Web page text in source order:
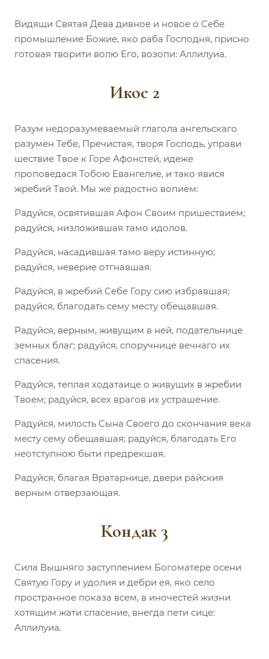
Видящи Святая Дева дивное и новое о Себе
промышление Божие, яко раба Господня, присно
готовая творити волю Его, возопи: Аллилуиа.
Икос 2
Разум недоразумеваемый глагола ангельскаго
разумен Тебе, Пречистая, творя Господь, управи
шествие Твое к Горе Афонстей, идеже
проповедася Тобою Евангелие, и тако явися
жребий Твой. Мы же радостно вопием:
Радуйся, освятившая Афон Своим пришествием;
радуйся, низложившая тамо идолов.
Радуйся, насадившая тамо веру истинную;
радуйся, неверие отгнавшая.
Радуйся, в жребий Себе Гору сию избравшая;
радуйся, благодать сему месту обещавшая.
Радуйся, верным, живущим в ней, подательнице
земных благ; радуйся, споручнице вечнаго их
спасения.
Радуйся, теплая ходатаице о живущих в жребии
Твоем; радуйся, всех врагов их устрашение.
Радуйся, милость Сына Своего до скончания века
месту сему обещавшая; радуйся, благодать Его
неотступною быти предрекшая.
Радуйся, благая Вратарнице, двери райския
верным отверзающая.
Кондак 3
Сила Вышняго заступлением Богоматере осени
Святую Гору и удолия и дебри ея, яко село
пространное показа всем, в иночестей жизни
хотящим жати спасение, внегда пети сице:
Аллилуиа.